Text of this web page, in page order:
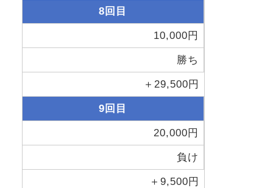
8回目
10,000円
勝ち
＋29,500円
9回目
20,000円
負け
＋9,500円